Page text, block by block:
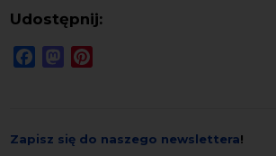
Udostępnij:
FacebookMastodon
Zapisz się do naszego newslettera!